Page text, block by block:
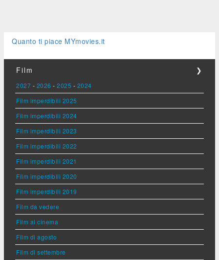
Quanto ti piace MYmovies.it
Film ❯
2027 - 2026 - 2025 - 2024
Film imperdibili 2025
Film imperdibili 2024
Film imperdibili 2023
Film imperdibili 2022
Film imperdibili 2021
Film imperdibili 2020
Film imperdibili 2019
Film da vedere
Film al cinema
Film di agosto
Film di settembre